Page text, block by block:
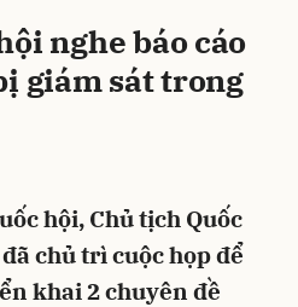
nghe báo cáo
giám sát trong
hội, Chủ tịch Quốc
chủ trì cuộc họp để
khai 2 chuyên đề